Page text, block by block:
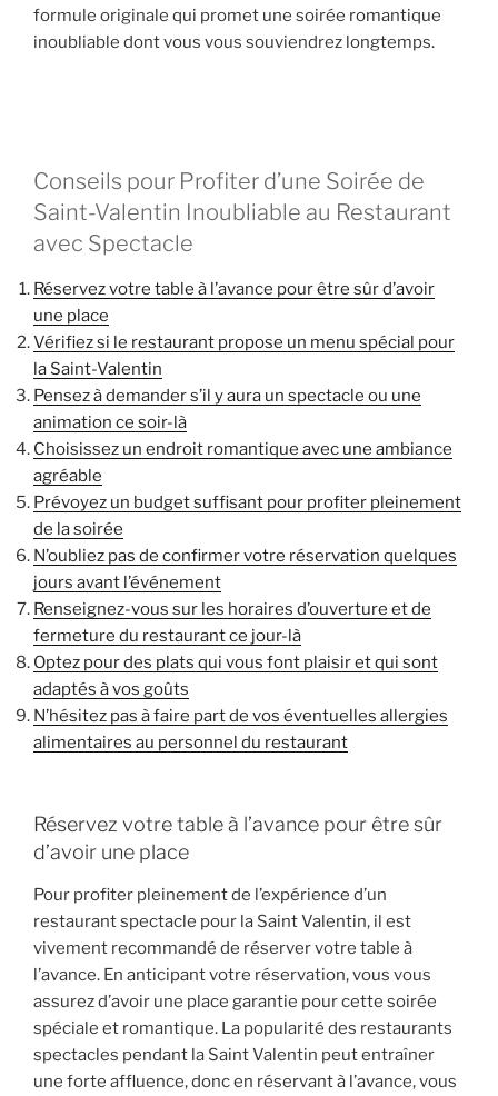
formule originale qui promet une soirée romantique
inoubliable dont vous vous souviendrez longtemps.
Conseils pour Profiter d’une Soirée de
Saint-Valentin Inoubliable au Restaurant
avec Spectacle
Réservez votre table à l’avance pour être sûr d’avoir
une place
Vérifiez si le restaurant propose un menu spécial pour
la Saint-Valentin
Pensez à demander s’il y aura un spectacle ou une
animation ce soir-là
Choisissez un endroit romantique avec une ambiance
agréable
Prévoyez un budget suffisant pour profiter pleinement
de la soirée
N’oubliez pas de confirmer votre réservation quelques
jours avant l’événement
Renseignez-vous sur les horaires d’ouverture et de
fermeture du restaurant ce jour-là
Optez pour des plats qui vous font plaisir et qui sont
adaptés à vos goûts
N’hésitez pas à faire part de vos éventuelles allergies
alimentaires au personnel du restaurant
Réservez votre table à l’avance pour être sûr
d’avoir une place
Pour profiter pleinement de l’expérience d’un
restaurant spectacle pour la Saint Valentin, il est
vivement recommandé de réserver votre table à
l’avance. En anticipant votre réservation, vous vous
assurez d’avoir une place garantie pour cette soirée
spéciale et romantique. La popularité des restaurants
spectacles pendant la Saint Valentin peut entraîner
une forte affluence, donc en réservant à l’avance, vous